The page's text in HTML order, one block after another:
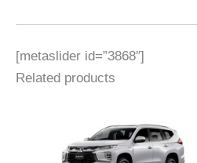
[metaslider id=”3868″]
Related products